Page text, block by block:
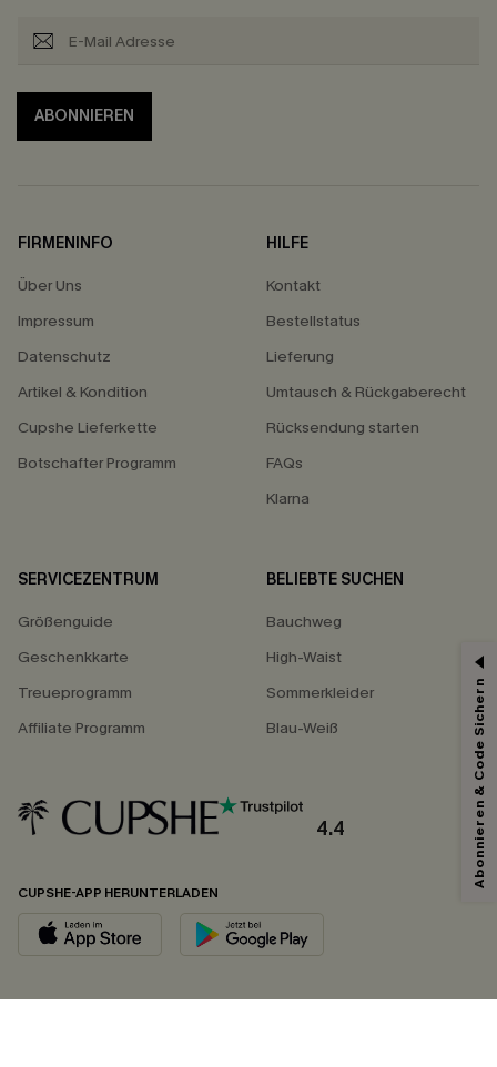
ABONNIEREN
FIRMENINFO
Über Uns
Impressum
Datenschutz
Artikel & Kondition
Cupshe Lieferkette
Botschafter Programm
HILFE
Kontakt
Bestellstatus
Lieferung
Umtausch & Rückgaberecht
Rücksendung starten
FAQs
Klarna
SERVICEZENTRUM
Größenguide
Geschenkkarte
Treueprogramm
Affiliate Programm
BELIEBTE SUCHEN
Bauchweg
High-Waist
Sommerkleider
Blau-Weiß
4.4
CUPSHE-APP HERUNTERLADEN
Abonnieren & Code Sichern